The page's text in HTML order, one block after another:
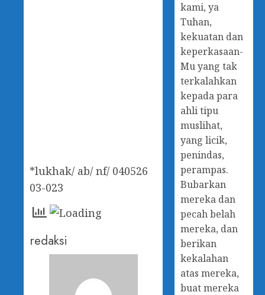
*lukhak/ ab/ nf/ 040526
03-023
redaksi
kami, ya
Tuhan,
kekuatan dan
keperkasaan-
Mu yang tak
terkalahkan
kepada para
ahli tipu
muslihat,
yang licik,
penindas,
perampas.
Bubarkan
mereka dan
pecah belah
mereka, dan
berikan
kekalahan
atas mereka,
buat mereka